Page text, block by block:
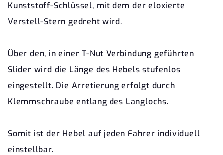
Kunststoff-Schlüssel, mit dem der eloxierte
Verstell-Stern gedreht wird.
Über den, in einer T-Nut Verbindung geführten
Slider wird die Länge des Hebels stufenlos
eingestellt. Die Arretierung erfolgt durch
Klemmschraube entlang des Langlochs.
Somit ist der Hebel auf jeden Fahrer individuell
einstellbar.